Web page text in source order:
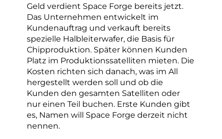
Geld verdient Space Forge bereits jetzt.
Das Unternehmen entwickelt im
Kundenauftrag und verkauft bereits
spezielle Halbleiterwafer, die Basis für
Chipproduktion. Später können Kunden
Platz im Produktionssatelliten mieten. Die
Kosten richten sich danach, was im All
hergestellt werden soll und ob die
Kunden den gesamten Satelliten oder
nur einen Teil buchen. Erste Kunden gibt
es, Namen will Space Forge derzeit nicht
nennen.